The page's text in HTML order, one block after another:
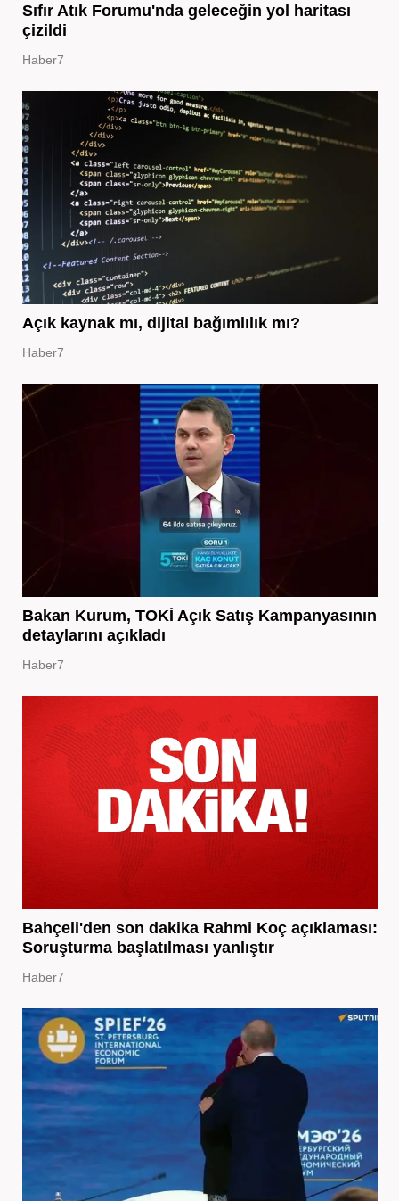
Sıfır Atık Forumu'nda geleceğin yol haritası
çizildi
Haber7
Açık kaynak mı, dijital bağımlılık mı?
Haber7
Bakan Kurum, TOKİ Açık Satış Kampanyasının
detaylarını açıkladı
Haber7
Bahçeli'den son dakika Rahmi Koç açıklaması:
Soruşturma başlatılması yanlıştır
Haber7